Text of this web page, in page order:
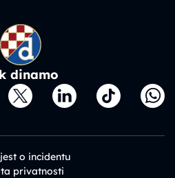
dinamo
o incidentu
privatnosti